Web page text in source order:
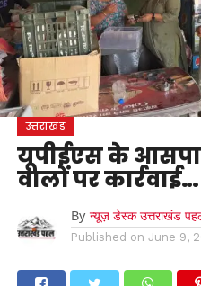
उत्तराखंड
यूपीईएस के
वालों पर कार्रवाई…
By न्यूज़ डेस्क उत्तराखंड
Published on June 9,